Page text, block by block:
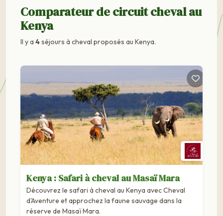
Comparateur de circuit cheval au
Kenya
Il y a 4séjours à cheval proposés au Kenya.
Kenya : Safari à cheval au Masaï Mara
Découvrez le safari à cheval au Kenya avec Cheval
d'Aventure et approchez la faune sauvage dans la
réserve de Masaï Mara.